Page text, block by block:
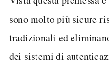
sono molto più sicure
tradizionali ed
dei sistemi di